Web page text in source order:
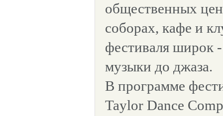
общественных
соборах, кафе и
фестиваля широк
музыки до джаза.
В программе
Taylor Dance